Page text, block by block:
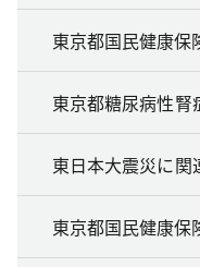
東京都国民健康保
東京都糖尿病性腎
東日本大震災に関
東京都国民健康保